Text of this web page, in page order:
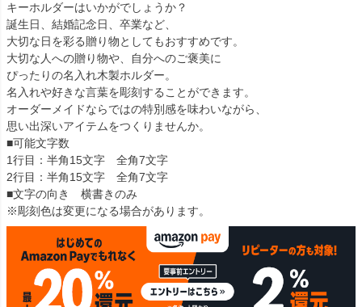
キーホルダーはいかがでしょうか？
誕生日、結婚記念日、卒業など、
大切な日を彩る贈り物としてもおすすめです。
大切な人への贈り物や、自分へのご褒美に
ぴったりの名入れ木製ホルダー。
名入れや好きな言葉を彫刻することができます。
オーダーメイドならではの特別感を味わいながら、
思い出深いアイテムをつくりませんか。
■可能文字数
1行目：半角15文字 全角7文字
2行目：半角15文字 全角7文字
■文字の向き 横書きのみ
※彫刻色は変更になる場合があります。